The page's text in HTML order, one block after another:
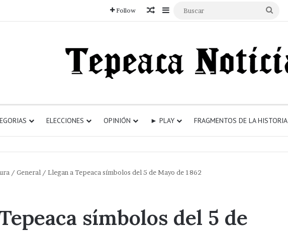
Follow Articulo aleatorio
Sidebar
ELECCIONES OPINIÓN ► PLAY FRAGMENTOS DE LA HISTORIA
/ General / Llegan a Tepeaca símbolos del 5 de Mayo de 1862
símbolos del 5 de